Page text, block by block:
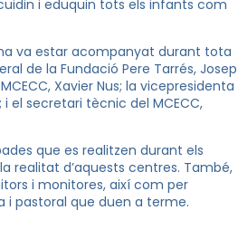
i eduquin tots els infants com
va estar acompanyat durant tota
de la Fundació Pere Tarrés, Josep
Xavier Nus; la vicepresidenta
i el secretari tècnic del MCECC,
que es realitzen durant els
realitat d’aquests centres. També,
i monitores, així com per
i pastoral que duen a terme.